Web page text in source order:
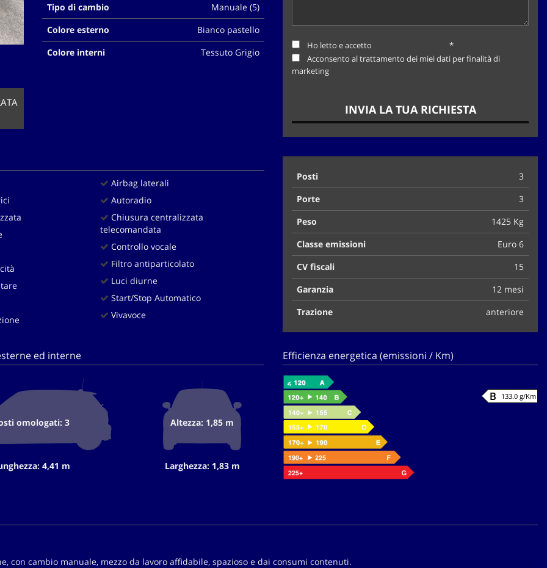
Tipo di cambio
Manuale (5)
Colore esterno
Bianco pastello
Colore interni
Tessuto Grigio
Ho letto e accetto
*
Acconsento al trattamento dei miei dati per finalità di
marketing
INVIA LA TUA RICHIESTA
Airbag laterali
Autoradio
Chiusura centralizzata
telecomandata
Controllo vocale
Filtro antiparticolato
Luci diurne
Start/Stop Automatico
Vivavoce
Posti
3
Porte
3
Peso
1425 Kg
Classe emissioni
Euro 6
CV fiscali
15
Garanzia
12 mesi
Trazione
anteriore
ed interne
omologati: 3
4,41 m
Altezza: 1,85 m
Larghezza: 1,83 m
Efficienza energetica (emissioni / Km)
133.0 g/Km
con cambio manuale, mezzo da lavoro affidabile, spazioso e dai consumi contenuti.